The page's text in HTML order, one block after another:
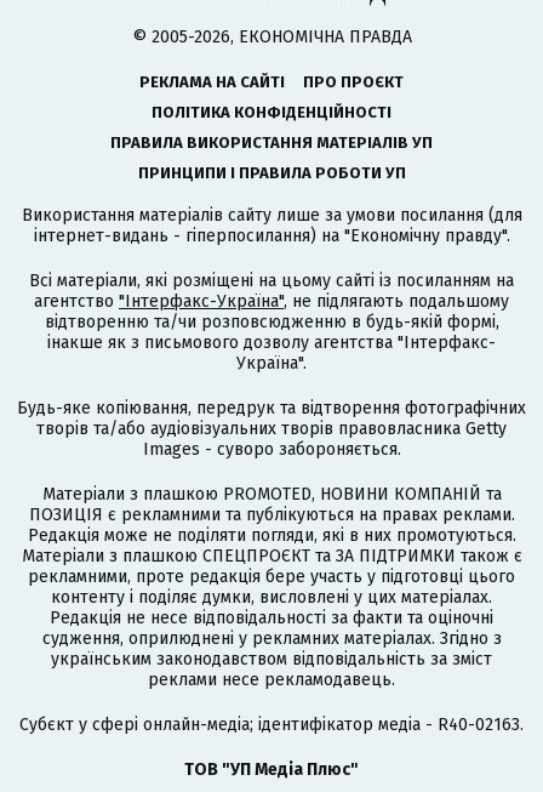
© 2005-2026, ЕКОНОМІЧНА ПРАВДА
РЕКЛАМА НА САЙТІ
ПРО ПРОЄКТ
ПОЛІТИКА КОНФІДЕНЦІЙНОСТІ
ПРАВИЛА ВИКОРИСТАННЯ МАТЕРІАЛІВ УП
ПРИНЦИПИ І ПРАВИЛА РОБОТИ УП
Використання матеріалів сайту лише за умови посилання (для
інтернет-видань - гіперпосилання) на "Економічну правду".
Всі матеріали, які розміщені на цьому сайті із посиланням на
агентство "Інтерфакс-Україна", не підлягають подальшому
відтворенню та/чи розповсюдженню в будь-якій формі,
інакше як з письмового дозволу агентства "Інтерфакс-
Україна".
Будь-яке копіювання, передрук та відтворення фотографічних
творів та/або аудіовізуальних творів правовласника Getty
Images - суворо забороняється.
Матеріали з плашкою PROMOTED, НОВИНИ КОМПАНІЙ та
ПОЗИЦІЯ є рекламними та публікуються на правах реклами.
Редакція може не поділяти погляди, які в них промотуються.
Матеріали з плашкою СПЕЦПРОЄКТ та ЗА ПІДТРИМКИ також є
рекламними, проте редакція бере участь у підготовці цього
контенту і поділяє думки, висловлені у цих матеріалах.
Редакція не несе відповідальності за факти та оціночні
судження, оприлюднені у рекламних матеріалах. Згідно з
українським законодавством відповідальність за зміст
реклами несе рекламодавець.
Cубєкт у сфері онлайн-медіа; ідентифікатор медіа - R40-02163.
ТОВ "УП Медіа Плюс"